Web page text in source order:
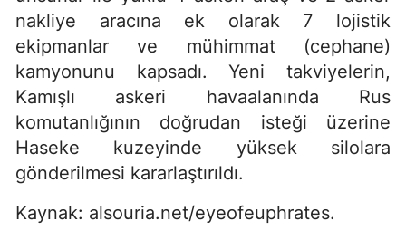
nakliye aracına ek olarak 7 lojistik
ekipmanlar ve mühimmat (cephane)
kamyonunu kapsadı. Yeni takviyelerin,
Kamışlı askeri havaalanında Rus
komutanlığının doğrudan isteği üzerine
Haseke kuzeyinde yüksek silolara
gönderilmesi kararlaştırıldı.
Kaynak: alsouria.net/eyeofeuphrates.